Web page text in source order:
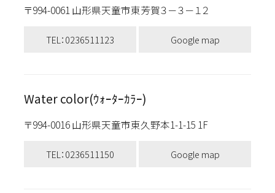
〒994-0061 山形県天童市東芳賀３－３－１２
TEL：0236511123 Google map
Water color(ｳｫｰﾀｰｶﾗｰ)
〒994-0016 山形県天童市東久野本1-1-15 1F
TEL：0236511150 Google map